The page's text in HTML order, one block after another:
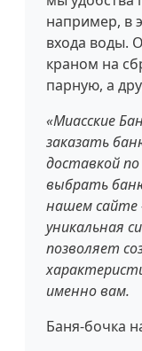
например, в
входа воды.
краном на
парную, а
«Миасские
заказать
доставкой
выбрать
нашем сайте
уникальная
позволяет
именно вам.
Баня-бочка